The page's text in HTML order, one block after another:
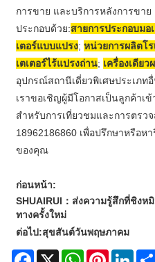
การขาย และบริการหลังการขา
ประกอบด้วย:สายการประกอบม
เตอร์แบบแปรง;หน่วยการผลิตโร
เตเตอร์ไร้แปรงถ่าน; เครื่องเดีย
อุปกรณ์สถานีเดี่ยวพิเศษประเภท
เราขอเชิญผู้มีโอกาสเป็นลูกค้าเ
สำหรับการเที่ยวชมและการตรว
18962186860 เพื่อปรึกษาหรือห
ของคุณ
ก่อนหน้า:
SHUAIRUI：ส่งความรู้สึกที่ชิงห
ทางครั้งใหม่
ต่อไป:สุขสันต์วันพฤษภาคม
Facebook
X WhatsAppPinterest